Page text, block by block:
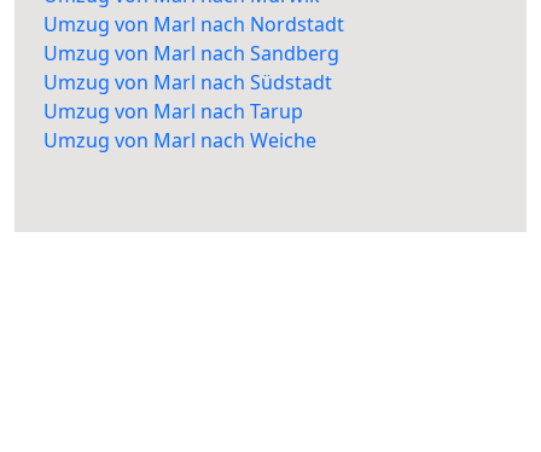
Umzug von Marl nach Nordstadt
Umzug von Marl nach Sandberg
Umzug von Marl nach Südstadt
Umzug von Marl nach Tarup
Umzug von Marl nach Weiche